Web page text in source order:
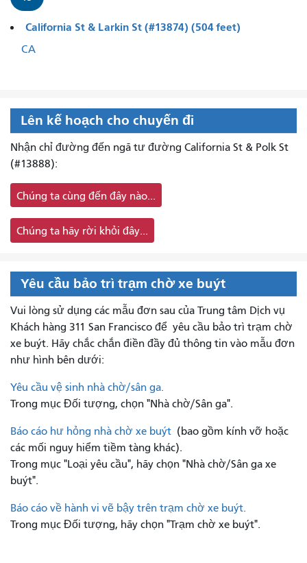
California St & Larkin St (#13874) (504 feet)
CA
Lên kế hoạch cho chuyến đi
Nhận chỉ đường đến ngã tư đường California St & Polk St
(#13888):
Chúng ta cùng đến đây nào...
Chúng ta hãy rời khỏi đây...
Yêu cầu bảo trì trạm chờ xe buýt
Vui lòng sử dụng các mẫu đơn sau của Trung tâm Dịch vụ
Khách hàng 311 San Francisco để yêu cầu bảo trì trạm chờ
xe buýt. Hãy chắc chắn điền đầy đủ thông tin vào mẫu đơn
như hình bên dưới:
Yêu cầu vệ sinh nhà chờ/sân ga.
Trong mục Đối tượng, chọn "Nhà chờ/Sân ga".
Báo cáo hư hỏng nhà chờ xe buýt (bao gồm kính vỡ hoặc
các mối nguy hiểm tiềm tàng khác).
Trong mục "Loại yêu cầu", hãy chọn "Nhà chờ/Sân ga xe
buýt".
Báo cáo về hành vi vẽ bậy trên trạm chờ xe buýt.
Trong mục Đối tượng, hãy chọn "Trạm chờ xe buýt".